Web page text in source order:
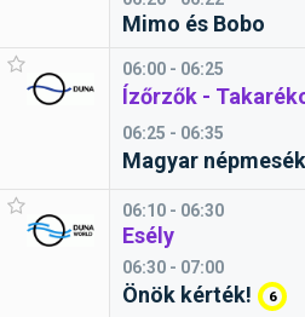
Mimo és Bobo
06:00 - 06:25
Ízőrzők -
06:25 - 06:35
Magyar
06:10 - 06:30
Esély
06:30 - 07:00
Önök kérték! 6